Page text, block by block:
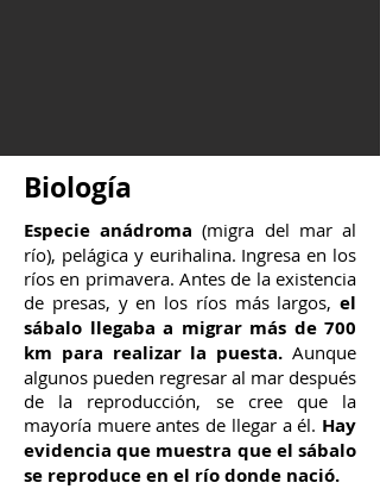
Especie anádroma (migra del mar al
río), pelágica y eurihalina. Ingresa en los
ríos en primavera. Antes de la existencia
de presas, y en los ríos más largos, el
sábalo llegaba a migrar más de 700
km para realizar la puesta. Aunque
algunos pueden regresar al mar después
de la reproducción, se cree que la
mayoría muere antes de llegar a él. Hay
evidencia que muestra que el sábalo
se reproduce en el río donde nació.
Biología